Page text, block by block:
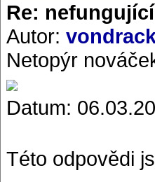
Re:
Autor:
Netopýr
Datum:
Této odpovědi